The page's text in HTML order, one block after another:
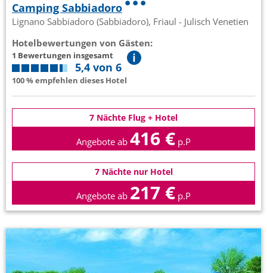
Camping Sabbiadoro
Lignano Sabbiadoro (Sabbiadoro), Friaul - Julisch Venetien
Hotelbewertungen von Gästen:
1 Bewertungen insgesamt
5,4 von 6
100 % empfehlen dieses Hotel
7 Nächte Flug + Hotel
Angebote ab 416 € p.P
7 Nächte nur Hotel
Angebote ab 217 € p.P